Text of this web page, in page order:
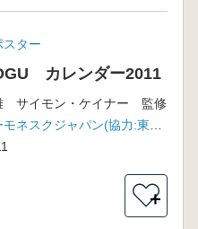
スター
カレンダー2011
サイモン・ケイナー 監修
＋